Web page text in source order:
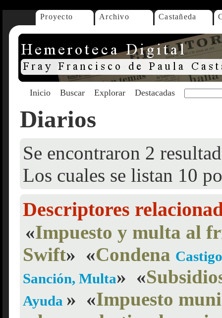
Proyecto Archivo Castañeda
Inicio Buscar Explorar Destacadas
Diarios
Se encontraron 2
Los cuales se listan 10
Descriptores
«Impuesto y multa al
Swift» «Condena
Sanción, Multa» «
Ayuda » «Impuesto